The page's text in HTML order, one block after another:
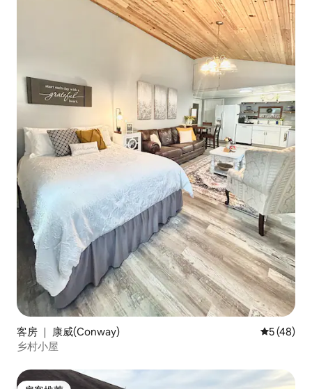
客房 ｜ 康威(Conway) 平均评分
5 (48)
乡村小屋